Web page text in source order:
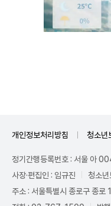
개인정보처리방침 청소년
정기간행등록번호 : 서울 아
사장·편집인 : 임규진
청소
주소 : 서울특별시 종로구 종